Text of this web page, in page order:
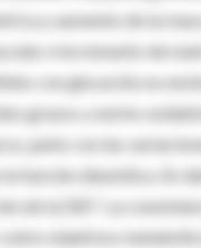
y aumento de la
e incremento de
con glucación no
grasos y estrés
junto con las
función diastólica. En
de la DBT. La
objetivos